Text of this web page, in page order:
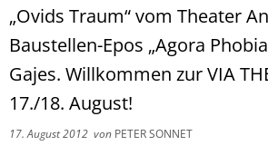
„Ovids Traum“ vom Theater
Baustellen-Epos „Agora
Gajes. Willkommen zur VIA
17./18. August!
17. August 2012 von PETER SONNET